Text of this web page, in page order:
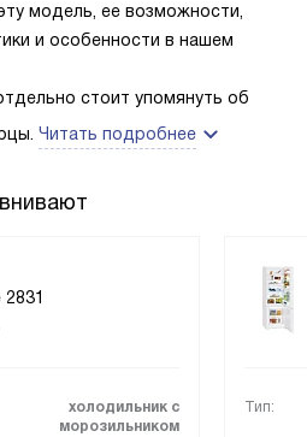
модель, ее возможности,
и особенности в нашем
стоит упомянуть об
Читать подробнее
холодильник с
морозильником
Тип: